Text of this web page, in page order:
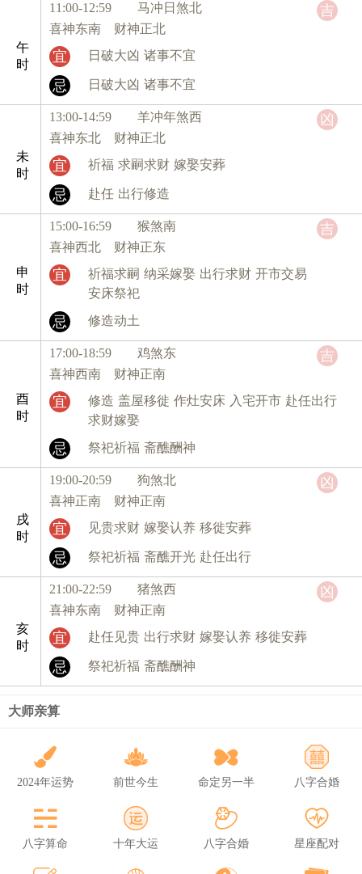
午
时
11:00-12:59 马冲日煞北
喜神东南 财神正北
宜 日破大凶 诸事不宜
忌 日破大凶 诸事不宜
吉
未
时
13:00-14:59 羊冲年煞西
喜神东北 财神正北
宜 祈福 求嗣求财 嫁娶安葬
忌 赴任 出行修造
凶
申
时
15:00-16:59 猴煞南
喜神西北 财神正东
宜 祈福求嗣 纳采嫁娶 出行求财 开市交易
安床祭祀
忌 修造动土
吉
酉
时
17:00-18:59 鸡煞东
喜神西南 财神正南
宜 修造 盖屋移徙 作灶安床 入宅开市 赴任出行
求财嫁娶
忌 祭祀祈福 斋醮酬神
吉
戌
时
19:00-20:59 狗煞北
喜神正南 财神正南
宜 见贵求财 嫁娶认养 移徙安葬
忌 祭祀祈福 斋醮开光 赴任出行
凶
亥
时
21:00-22:59 猪煞西
喜神东南 财神正南
宜 赴任见贵 出行求财 嫁娶认养 移徙安葬
忌 祭祀祈福 斋醮酬神
凶
大师亲算
2024年运势 前世今生 命定另一半 八字合婚
八字算命 十年大运 八字合婚 星座配对